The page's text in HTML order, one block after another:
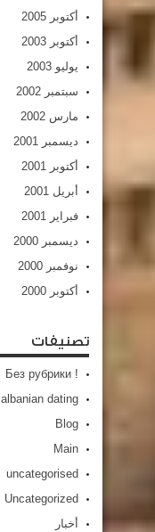
أكتوبر 2005
أكتوبر 2003
يوليو 2003
سبتمبر 2002
مارس 2002
ديسمبر 2001
أكتوبر 2001
أبريل 2001
فبراير 2001
ديسمبر 2000
نوفمبر 2000
أكتوبر 2000
تصنيفات
! Без рубрики
albanian dating
Blog
Main
uncategorised
Uncategorized
أخبار